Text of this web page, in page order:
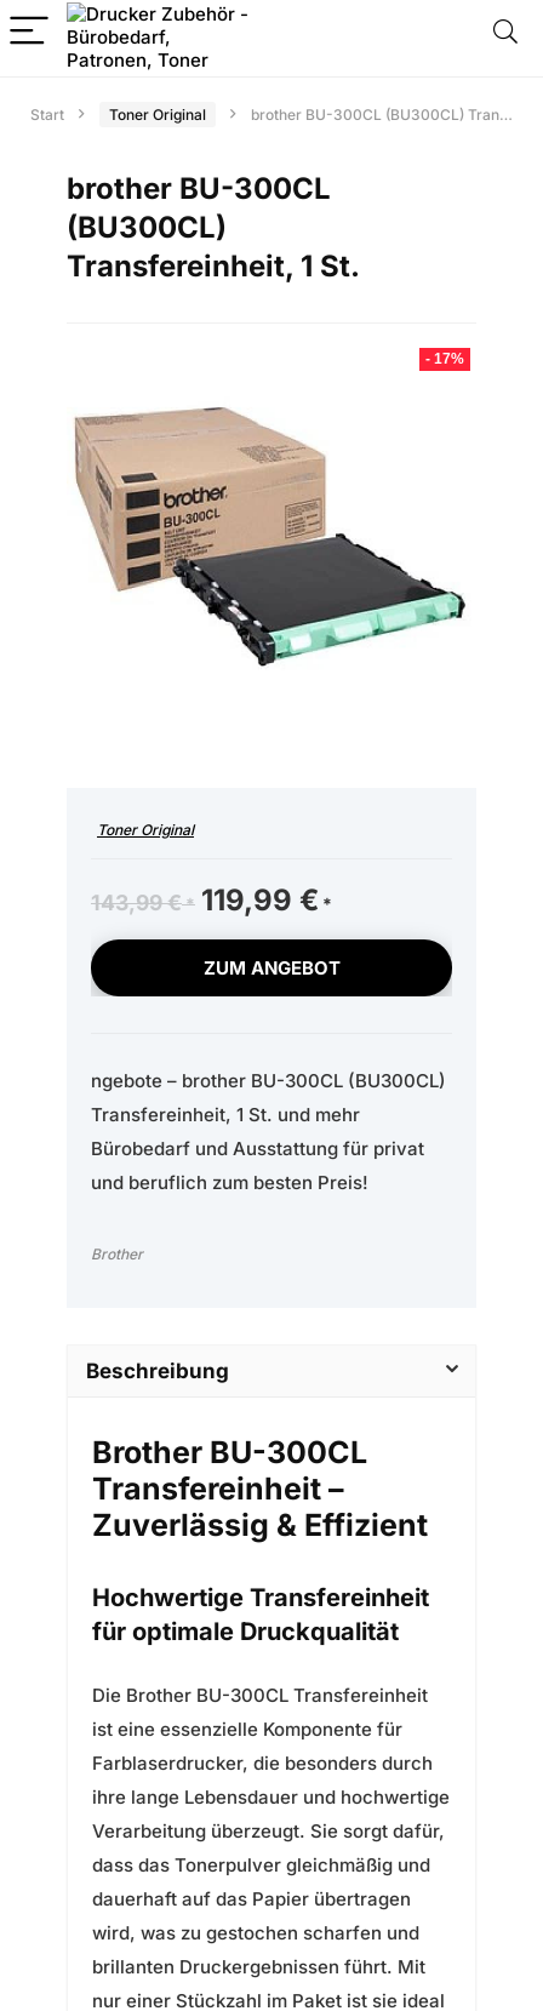
Start Toner Original brother BU-300CL (BU300CL) Transfereinheit, 1 St.
brother BU-300CL
(BU300CL)
Transfereinheit, 1 St.
- 17%
Toner Original
143,99€
Ursprünglicher
Preis
war:
143,99 €
119,99 €
Preis
ist:
119,99 €.
ZUM ANGEBOT
ngebote – brother BU-300CL (BU300CL)
Transfereinheit, 1 St. und mehr
Bürobedarf und Ausstattung für privat
und beruflich zum besten Preis!
Brother
Beschreibung
Brother BU-300CL
Transfereinheit –
Zuverlässig & Effizient
Hochwertige Transfereinheit
für optimale Druckqualität
Die Brother BU-300CL Transfereinheit
ist eine essenzielle Komponente für
Farblaserdrucker, die besonders durch
ihre lange Lebensdauer und hochwertige
Verarbeitung überzeugt. Sie sorgt dafür,
dass das Tonerpulver gleichmäßig und
dauerhaft auf das Papier übertragen
wird, was zu gestochen scharfen und
brillanten Druckergebnissen führt. Mit
nur einer Stückzahl im Paket ist sie ideal